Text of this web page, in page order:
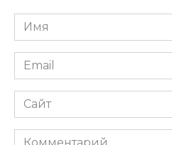
Имя
*
Email
*
Сайт
Комментарий